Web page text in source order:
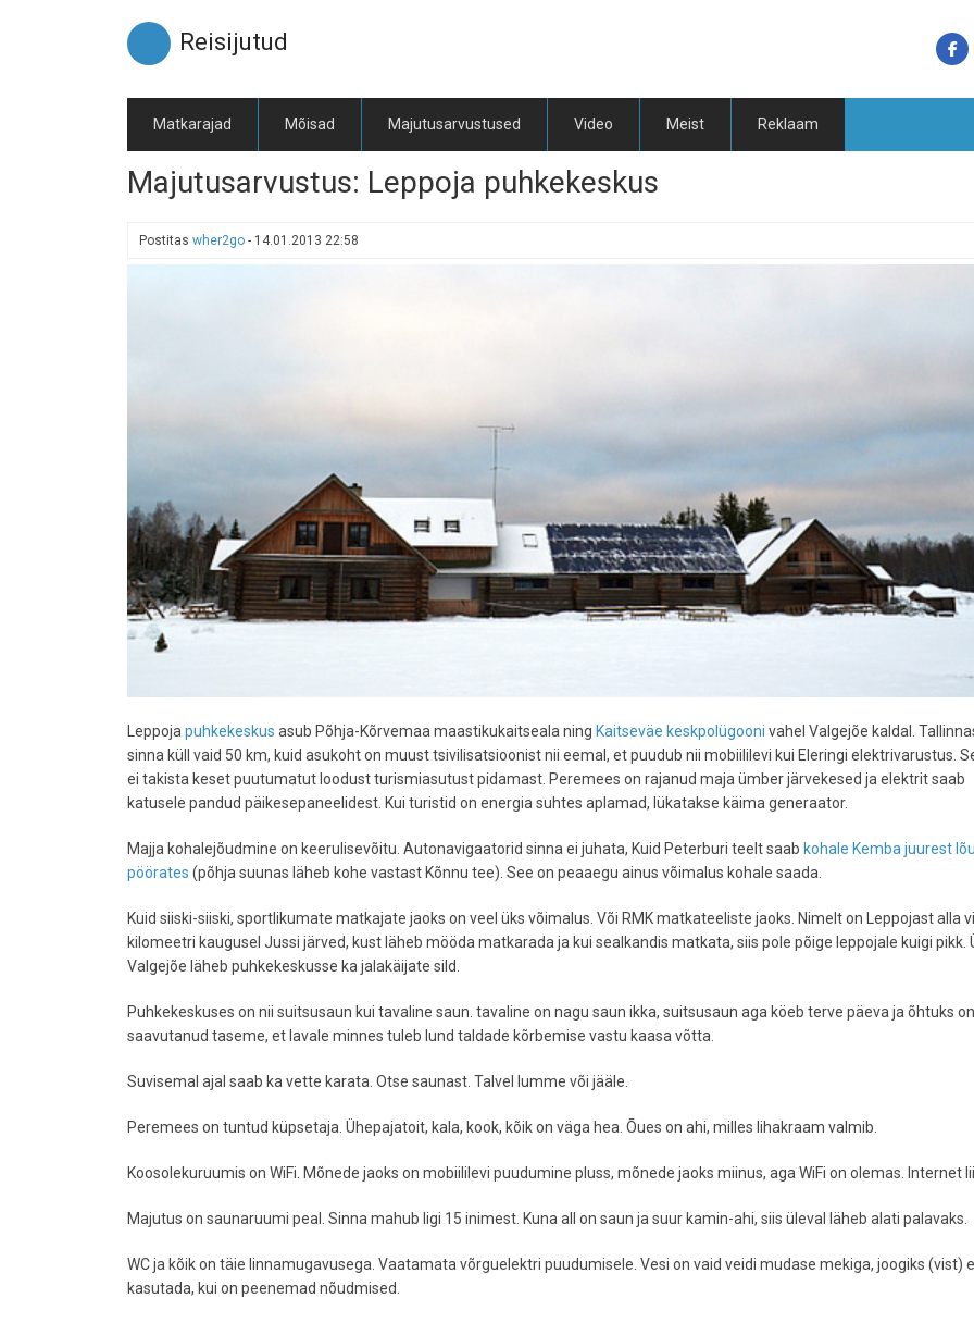
Reisijutud
Matkarajad Mõisad Majutusarvustused Video Meist Reklaam
Majutusarvustus: Leppoja puhkekeskus
Postitas wher2go - 14.01.2013 22:58
Leppoja puhkekeskus asub Põhja-Kõrvemaa maastikukaitseala ning Kaitseväe keskpolügooni vahel Valgejõe kaldal.
sinna küll vaid 50 km, kuid asukoht on muust tsivilisatsioonist nii eemal, et puudub nii mobiililevi kui Eleringi elektrivarustus.
ei takista keset puutumatut loodust turismiasutust pidamast. Peremees on rajanud maja ümber järvekesed ja elektrit saab
katusele pandud päikesepaneelidest. Kui turistid on energia suhtes aplamad, lükatakse käima generaator.
Majja kohalejõudmine on keerulisevõitu. Autonavigaatorid sinna ei juhata, Kuid Peterburi teelt saab kohale Kemba juurest
pöörates (põhja suunas läheb kohe vastast Kõnnu tee). See on peaaegu ainus võimalus kohale saada.
Kuid siiski-siiski, sportlikumate matkajate jaoks on veel üks võimalus. Või RMK matkateeliste jaoks. Nimelt on Leppojast alla
kilomeetri kaugusel Jussi järved, kust läheb mööda matkarada ja kui sealkandis matkata, siis pole põige leppojale kuigi pikk.
Valgejõe läheb puhkekeskusse ka jalakäijate sild.
Puhkekeskuses on nii suitsusaun kui tavaline saun. tavaline on nagu saun ikka, suitsusaun aga köeb terve päeva ja õhtuks on
saavutanud taseme, et lavale minnes tuleb lund taldade kõrbemise vastu kaasa võtta.
Suvisemal ajal saab ka vette karata. Otse saunast. Talvel lumme või jääle.
Peremees on tuntud küpsetaja. Ühepajatoit, kala, kook, kõik on väga hea. Õues on ahi, milles lihakraam valmib.
Koosolekuruumis on WiFi. Mõnede jaoks on mobiililevi puudumine pluss, mõnede jaoks miinus, aga WiFi on olemas. Internet
Majutus on saunaruumi peal. Sinna mahub ligi 15 inimest. Kuna all on saun ja suur kamin-ahi, siis üleval läheb alati palavaks.
WC ja kõik on täie linnamugavusega. Vaatamata võrguelektri puudumisele. Vesi on vaid veidi mudase mekiga, joogiks (vist)
kasutada, kui on peenemad nõudmised.